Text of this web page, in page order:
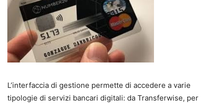
L’interfaccia di gestione permette di accedere a varie
tipologie di servizi bancari digitali: da Transferwise, per